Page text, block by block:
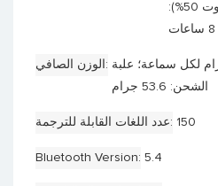
الموسيقى (بمستوى صوت 50%):
الوزن الصافي
الأذن: 6.8 جرام لكل سماعة؛ علبة
الشحن: 53.6 جرام
عدد اللغات القابلة للترجمة 150
Bluetooth Version 5.4